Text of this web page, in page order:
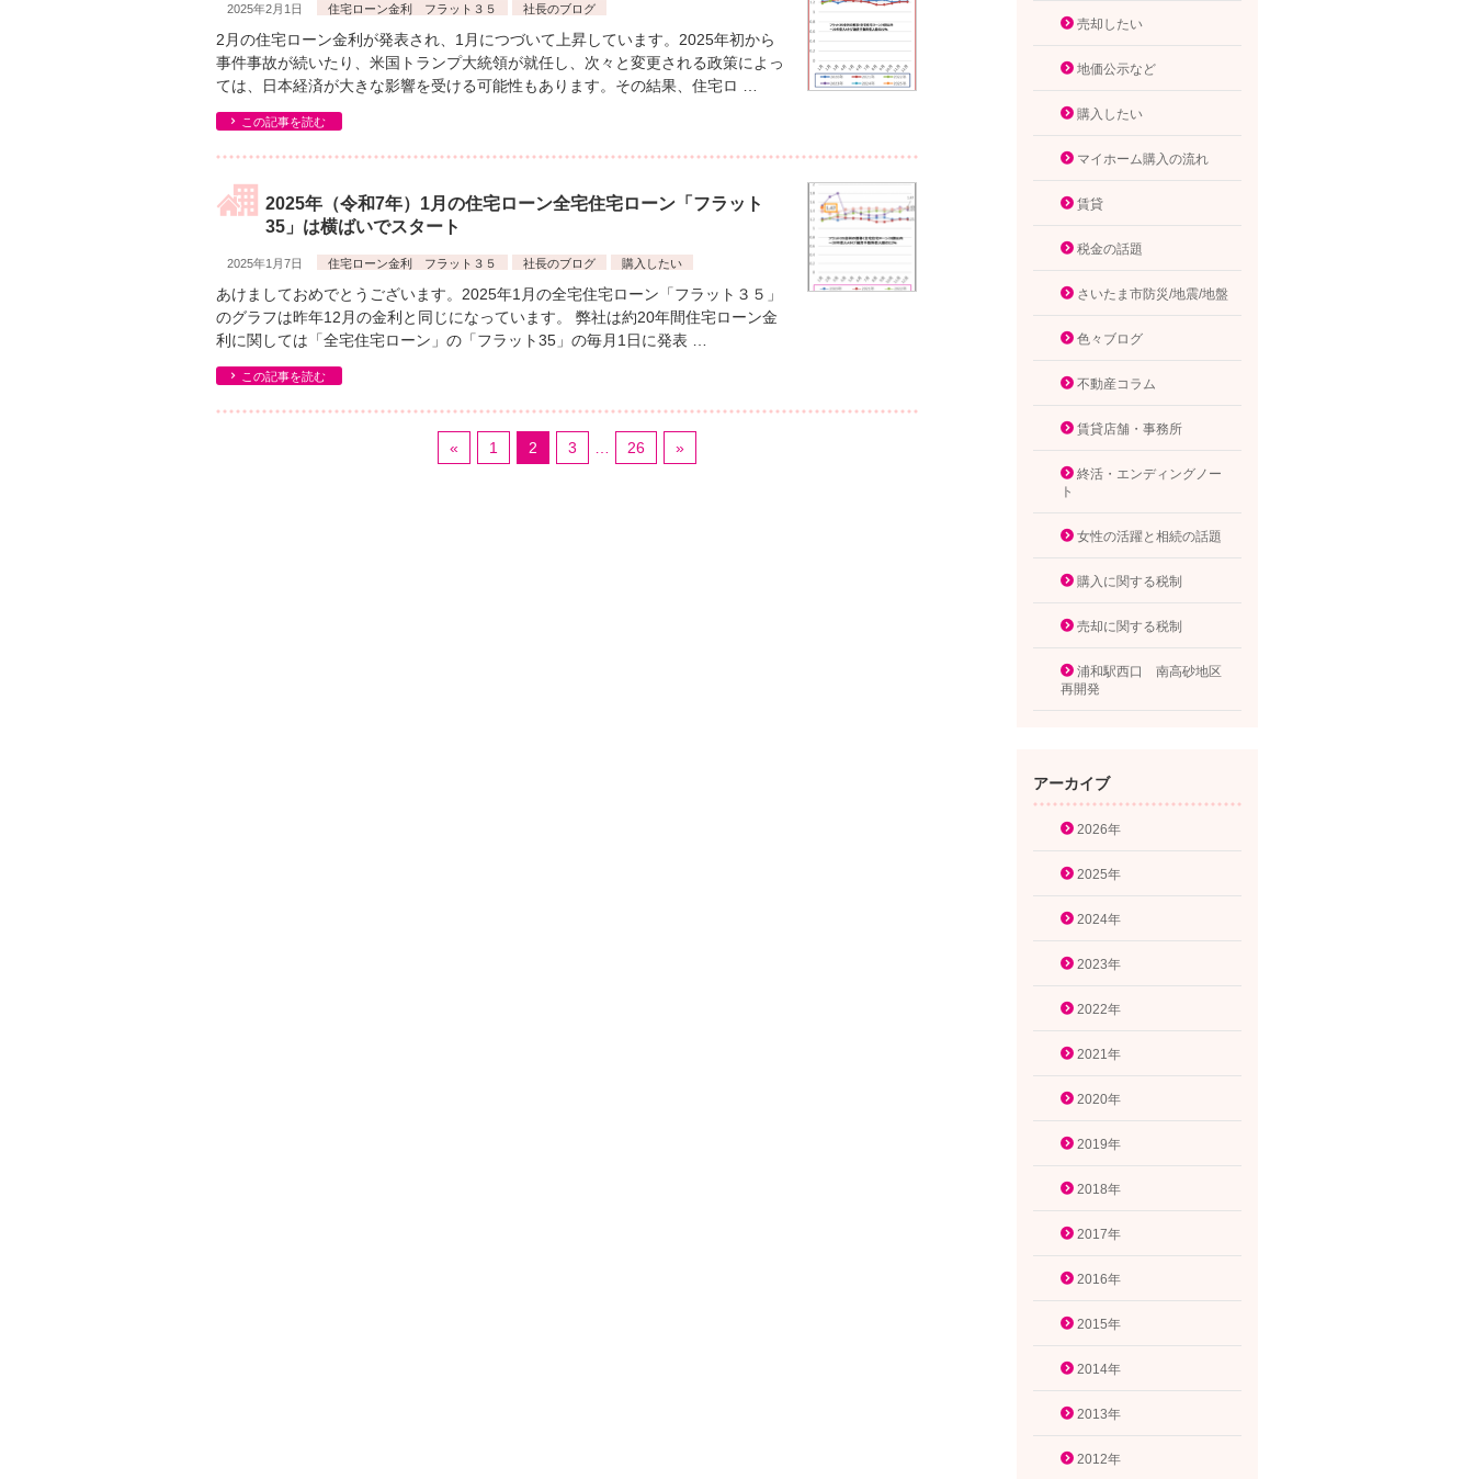
2025年2月1日 住宅ローン金利 フラット３５ 社長のブログ
2月の住宅ローン金利が発表され、1月につづいて上昇しています。2025年初から
事件事故が続いたり、米国トランプ大統領が就任し、次々と変更される政策によっ
ては、日本経済が大きな影響を受ける可能性もあります。その結果、住宅ロ …
この記事を読む
2025年（令和7年）1月の住宅ローン全宅住宅ローン「フラット
35」は横ばいでスタート
2025年1月7日 住宅ローン金利 フラット３５ 社長のブログ 購入したい
あけましておめでとうございます。2025年1月の全宅住宅ローン「フラット３５」
のグラフは昨年12月の金利と同じになっています。 弊社は約20年間住宅ローン金
利に関しては「全宅住宅ローン」の「フラット35」の毎月1日に発表 …
この記事を読む
« 1 2 3 26 »
売却したい
地価公示など
購入したい
マイホーム購入の流れ
賃貸
税金の話題
さいたま市防災/地震/地盤
色々ブログ
不動産コラム
賃貸店舗・事務所
終活・エンディングノー
ト
女性の活躍と相続の話題
購入に関する税制
売却に関する税制
浦和駅西口 南高砂地区
再開発
アーカイブ
2026年
2025年
2024年
2023年
2022年
2021年
2020年
2019年
2018年
2017年
2016年
2015年
2014年
2013年
2012年